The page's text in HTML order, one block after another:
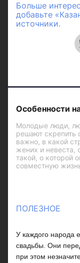
Больше
добавьте
источники.
Особенности
Молодые люди,
решают скрепить
важно, в какой
жених и невеста,
такой, о которой
совместную
ПОЛЕЗНОЕ
У каждого народа
свадьбы. Они
при этом